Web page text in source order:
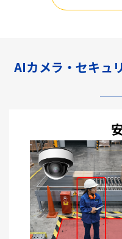
AIカメラ・セキュ